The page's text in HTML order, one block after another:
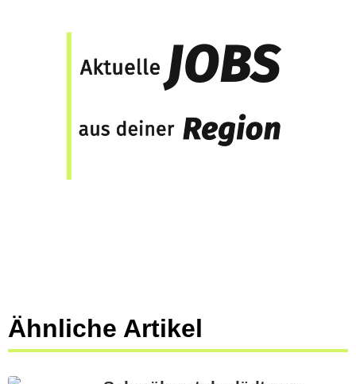
Ähnliche Artikel